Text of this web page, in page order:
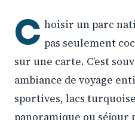
C hoisir un parc
pas seulement
sur une carte. C’est
ambiance de voyage
sportives, lacs
panoramique ou